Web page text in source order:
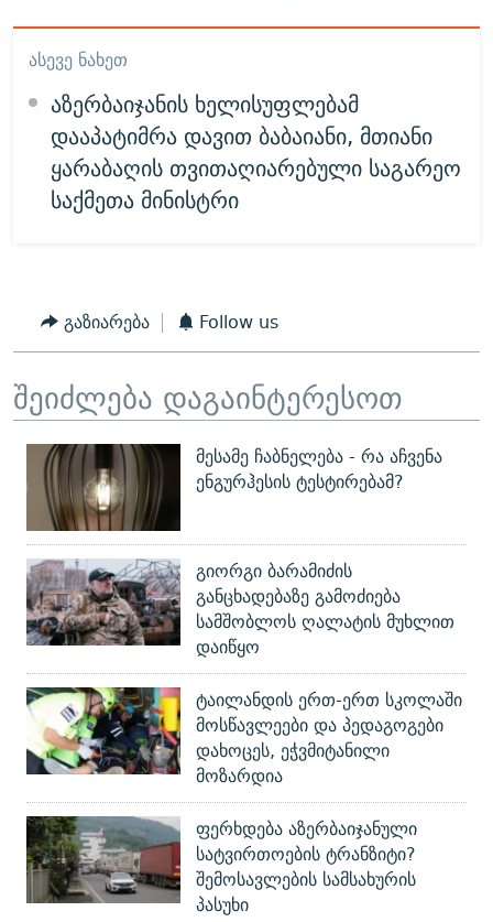
ᲐᲡᲔᲕᲔ ᲜᲐᲮᲔᲗ
აზერბაიჯანის ხელისუფლებამ
დააპატიმრა დავით ბაბაიანი, მთიანი
ყარაბაღის თვითაღიარებული საგარეო
საქმეთა მინისტრი
გაზიარება Follow us
შეიძლება დაგაინტერესოთ
მესამე ჩაბნელება - რა აჩვენა
ენგურჰესის ტესტირებამ?
გიორგი ბარამიძის
განცხადებაზე გამოძიება
სამშობლოს ღალატის მუხლით
დაიწყო
ტაილანდის ერთ-ერთ სკოლაში
მოსწავლეები და პედაგოგები
დახოცეს, ეჭვმიტანილი
მოზარდია
ფერხდება აზერბაიჯანული
სატვირთოების ტრანზიტი?
შემოსავლების სამსახურის
პასუხი